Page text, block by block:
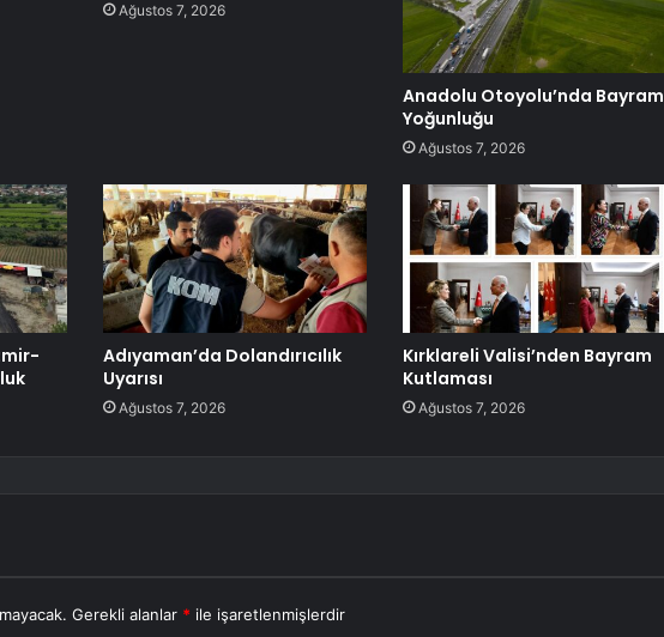
Ağustos 7, 2026
Anadolu Otoyolu’nda Bayram
Yoğunluğu
Ağustos 7, 2026
Adıyaman’da Dolandırıcılık
Uyarısı
Ağustos 7, 2026
Kırklareli Valisi’nden Bayram
Kutlaması
Ağustos 7, 2026
Gerekli alanlar * ile işaretlenmişlerdir